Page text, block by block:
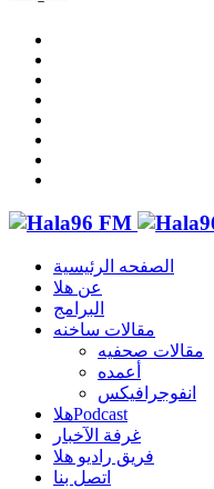
الصفحه الرئيسية
عن هلا
البرامج
مقالات ساخنه
مقالات صحفيه
أعمده
انفوجرافيكس
هلاPodcast
غرفة الآخبار
فريق راديو هلا
اتصل بنا